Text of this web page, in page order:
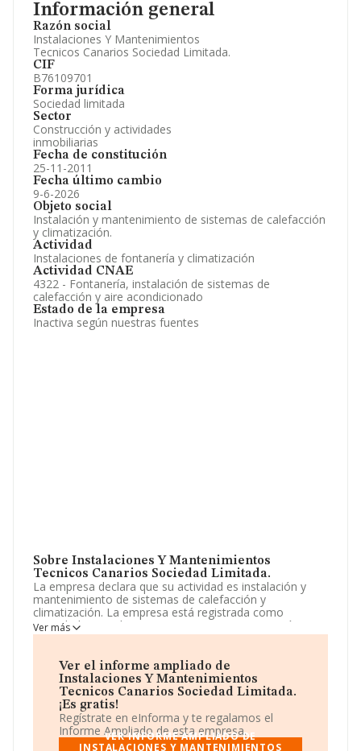
Información general
Razón social
Instalaciones Y Mantenimientos
Tecnicos Canarios Sociedad Limitada.
CIF
B76109701
Forma jurídica
Sociedad limitada
Sector
Construcción y actividades
inmobiliarias
Fecha de constitución
25-11-2011
Fecha último cambio
9-6-2026
Objeto social
Instalación y mantenimiento de sistemas de calefacción
y climatización.
Actividad
Instalaciones de fontanería y climatización
Actividad CNAE
4322 - Fontanería, instalación de sistemas de
calefacción y aire acondicionado
Estado de la empresa
Inactiva según nuestras fuentes
Sobre Instalaciones Y Mantenimientos
Tecnicos Canarios Sociedad Limitada.
La empresa declara que su actividad es instalación y
mantenimiento de sistemas de calefacción y
climatización. La empresa está registrada como
Sociedad Limitada. Tiene CNAE: 4322 - 'Fontanería,
instalaciones de sistemas de calefacción y aire
exportación.
Acerca de los empleados, ha contado con una
reducción del 36% y atendiendo a los datos disponibles
en INFORMA, ese número ha estado por encima de la
media de sector.
Ver más
Ver el informe ampliado de
Instalaciones Y Mantenimientos
Tecnicos Canarios Sociedad Limitada.
¡Es gratis!
Regístrate en eInforma y te regalamos el
Informe Ampliado de esta empresa.
VER INFORME AMPLIADO DE
INSTALACIONES Y MANTENIMIENTOS
Artículos de prensa publicados sobre la empresa.
Información oficial y registral complementaria.